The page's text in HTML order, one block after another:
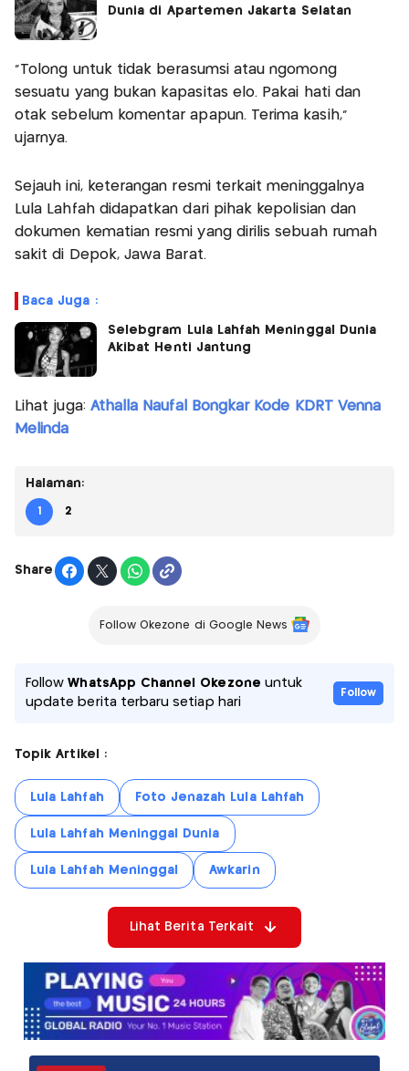
Dunia di Apartemen Jakarta Selatan
"Tolong untuk tidak berasumsi atau ngomong
sesuatu yang bukan kapasitas elo. Pakai hati dan
otak sebelum komentar apapun. Terima kasih,"
ujarnya.
Sejauh ini, keterangan resmi terkait meninggalnya
Lula Lahfah didapatkan dari pihak kepolisian dan
dokumen kematian resmi yang dirilis sebuah rumah
sakit di Depok, Jawa Barat.
Baca Juga :
Selebgram Lula Lahfah Meninggal Dunia
Akibat Henti Jantung
Lihat juga: Athalla Naufal Bongkar Kode KDRT Venna
Melinda
Halaman:
1 2
Share
Follow Okezone di Google News
FollowWhatsApp Channel Okezone untuk
update berita terbaru setiap hari
Follow
Topik Artikel :
Lula Lahfah Foto Jenazah Lula Lahfah
Lula Lahfah Meninggal Dunia
Lula Lahfah Meninggal Awkarin
Lihat Berita Terkait